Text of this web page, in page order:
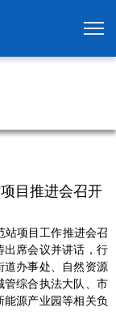
目推进会召开
项目工作推进会召
席会议并讲话，行
办事处、自然资源
综合执法大队、市
源产业园等相关负